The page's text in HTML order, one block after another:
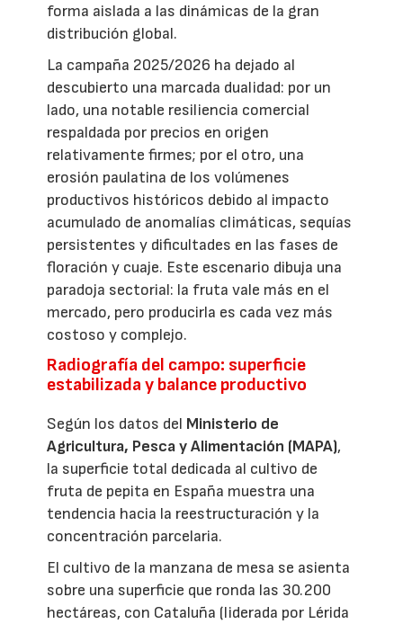
forma aislada a las dinámicas de la gran
distribución global.
La campaña 2025/2026 ha dejado al
descubierto una marcada dualidad: por un
lado, una notable resiliencia comercial
respaldada por precios en origen
relativamente firmes; por el otro, una
erosión paulatina de los volúmenes
productivos históricos debido al impacto
acumulado de anomalías climáticas, sequías
persistentes y dificultades en las fases de
floración y cuaje. Este escenario dibuja una
paradoja sectorial: la fruta vale más en el
mercado, pero producirla es cada vez más
costoso y complejo.
Radiografía del campo: superficie
estabilizada y balance productivo
Según los datos del Ministerio de
Agricultura, Pesca y Alimentación (MAPA),
la superficie total dedicada al cultivo de
fruta de pepita en España muestra una
tendencia hacia la reestructuración y la
concentración parcelaria.
El cultivo de la manzana de mesa se asienta
sobre una superficie que ronda las 30.200
hectáreas, con Cataluña (liderada por Lérida